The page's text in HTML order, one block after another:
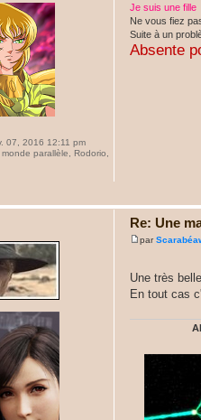
07, 2016 12:11 pm
parallèle, Rodorio,
e
Je suis une fille
Ne vous fiez
Suite à un
Absente
Re: Une
M
s
a
par
Une très
En tout cas